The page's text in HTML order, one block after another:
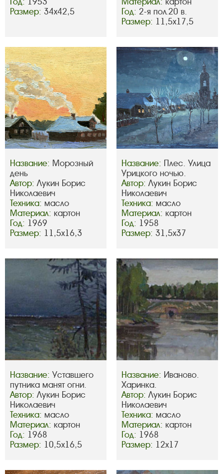
Размер: 34х42,5
Год: 2-я пол.20 в.
Размер: 11,5х17,5
Название: Морозный
день
Автор: Лукин Борис
Николаевич
Техника: масло
Материал: картон
Год: 1969
Размер: 11,5х16,3
Название: Плес. Улица
Урицкого ночью.
Автор: Лукин Борис
Николаевич
Техника: масло
Материал: картон
Год: 1958
Размер: 31,5х37
Название: Уставшего
путника манят огни.
Автор: Лукин Борис
Николаевич
Техника: масло
Материал: картон
Год: 1968
Размер: 10,5х16,5
Название: Иваново.
Харинка.
Автор: Лукин Борис
Николаевич
Техника: масло
Материал: картон
Год: 1968
Размер: 12х17